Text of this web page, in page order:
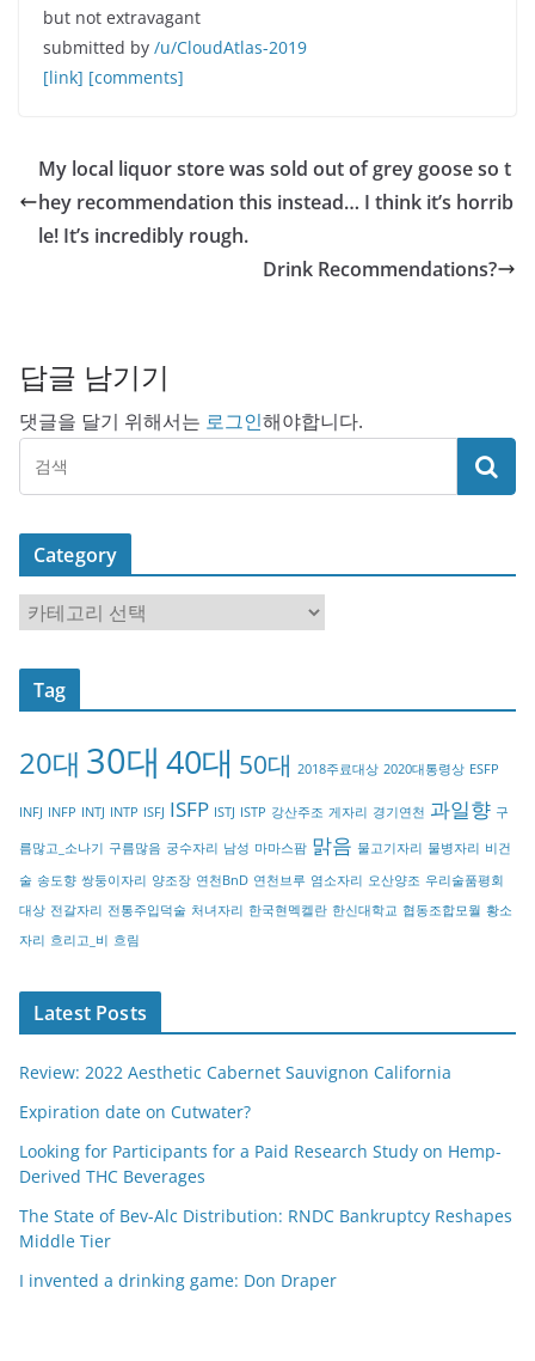
but not extravagant
submitted by /u/CloudAtlas-2019
[link] [comments]
My local liquor store was sold out of grey goose so t
hey recommendation this instead… I think it’s horrib
le! It’s incredibly rough.
Drink Recommendations?
답글 남기기
댓글을 달기 위해서는 로그인해야합니다.
Category
a
t
o
y
Tag
20대 30대 40대 50대 2018주료대상 2020대통령상 ESFP
INFJ INFP INTJ INTP ISFJ ISFP ISTJ ISTP 강산주조 게자리 경기연천 과일향 구
름많고_소나기 구름많음 궁수자리 남성 마마스팜 맑음 물고기자리 물병자리 비건
술 송도향 쌍둥이자리 양조장 연천BnD 연천브루 염소자리 오산양조 우리술품평회
대상 전갈자리 전통주입덕술 처녀자리 한국현멕켈란 한신대학교 협동조합모월 황소
자리 흐리고_비 흐림
Latest Posts
Review: 2022 Aesthetic Cabernet Sauvignon California
Expiration date on Cutwater?
Looking for Participants for a Paid Research Study on Hemp-
Derived THC Beverages
The State of Bev-Alc Distribution: RNDC Bankruptcy Reshapes
Middle Tier
I invented a drinking game: Don Draper